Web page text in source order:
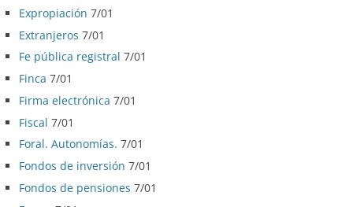
Expropiación 7/01
Extranjeros 7/01
Fe pública registral 7/01
Finca 7/01
Firma electrónica 7/01
Fiscal 7/01
Foral. Autonomías. 7/01
Fondos de inversión 7/01
Fondos de pensiones 7/01